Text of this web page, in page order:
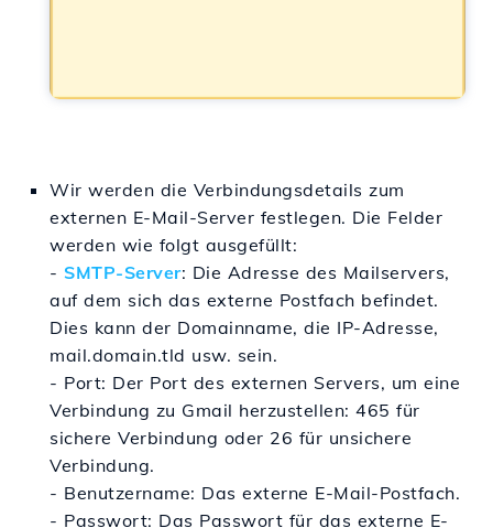
Wir werden die Verbindungsdetails zum
externen E-Mail-Server festlegen. Die Felder
werden wie folgt ausgefüllt:
- SMTP-Server: Die Adresse des Mailservers,
auf dem sich das externe Postfach befindet.
Dies kann der Domainname, die IP-Adresse,
mail.domain.tld usw. sein.
- Port: Der Port des externen Servers, um eine
Verbindung zu Gmail herzustellen: 465 für
sichere Verbindung oder 26 für unsichere
Verbindung.
- Benutzername: Das externe E-Mail-Postfach.
- Passwort: Das Passwort für das externe E-